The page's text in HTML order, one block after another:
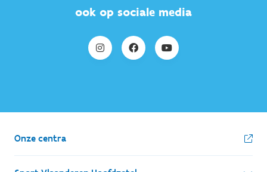
ook op sociale media
Onze centra